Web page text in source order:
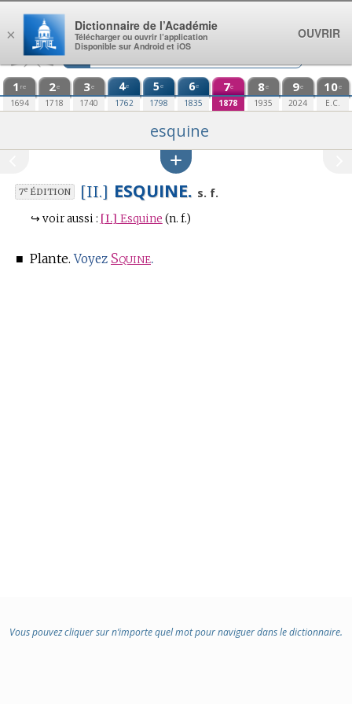
Aller au contenu
1 re
1694
2e
1718
3e
1740
4e
1762
5e
1798
6e
1835
7e
1878
8e
1935
9e
2024
10e
E.C.
esquine
7eÉDITION [II.] ESQUINE. s. f.
↪ voir aussi : [I.] Esquine (n. f.)
■ Plante. Voyez Squine.
Vous pouvez cliquer sur n’importe quel mot pour naviguer dans le dictionnaire.
×
Dictionnaire de l’Académie
Télécharger ou ouvrir l’application
Disponible sur Android et iOS
OUVRIR